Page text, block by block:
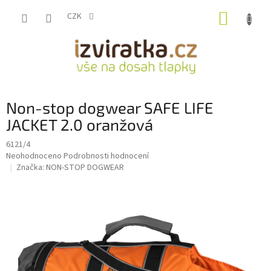
CZK
Non-stop dogwear SAFE LIFE
JACKET 2.0 oranžová
6121/4
Průměrné
hodnocení
Neohodnoceno Podrobnosti hodnocení
Značka: NON-STOP DOGWEAR